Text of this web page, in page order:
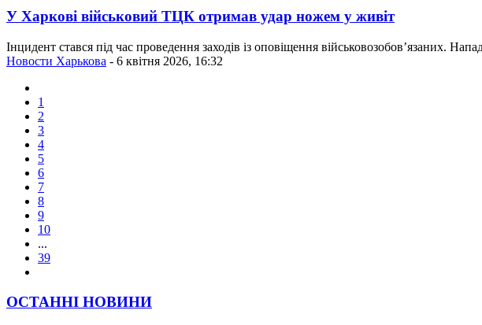
У Харкові військовий ТЦК отримав удар ножем у живіт
Інцидент стався під час проведення заходів із оповіщення військовозобов’язаних.
Новости Харькова - 6 квітня 2026, 16:32
1
2
3
4
5
6
7
8
9
10
...
39
ОСТАННІ НОВИНИ